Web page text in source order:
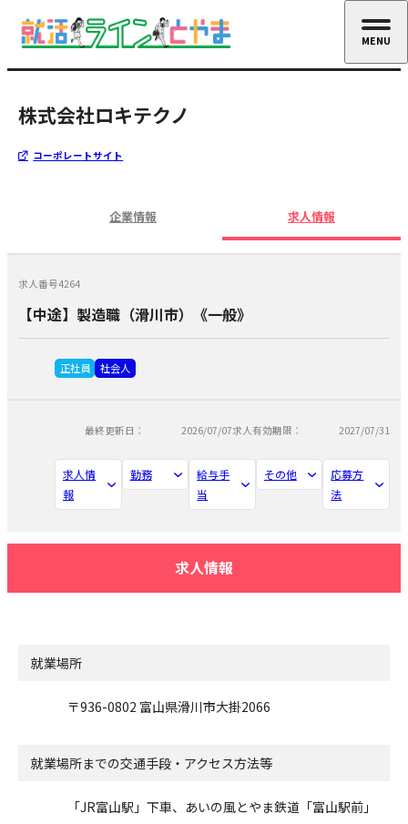
株式会社ロキテクノ
コーポレートサイト
企業情報 求人情報
求人番号4264
【中途】製造職（滑川市）《一般》
正社員 社会人
最終更新日： 2026/07/07求人有効期限： 2027/07/31
求人情
報
勤務
給与手
当
その他
応募方
法
求人情報
就業場所
〒936-0802 富山県滑川市大掛2066
就業場所までの交通手段・アクセス方法等
「JR富山駅」下車、あいの風とやま鉄道「富山駅前」
MENU